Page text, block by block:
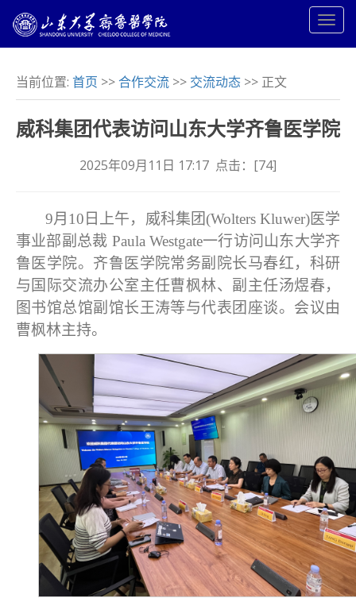
当前位置: 首页 >>合作交流 >> 交流动态 >> 正文
威科集团代表访问山东大学齐鲁医学院
2025年09月11日 17:17 点击：[74]
9月 10 日上午，威科集团 (Wolters Kluwer)医学
事业部副总裁 Paula Westgate一行访问山东大学齐
鲁医学院。齐鲁医学院常务副院长马春红，科研
与国际交流办公室主任曹枫林、副主任汤煜春，
图书馆总馆副馆长王涛等与代表团座谈。会议由
曹枫林主持。